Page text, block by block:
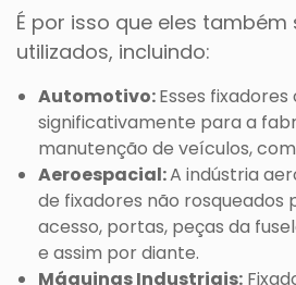
É por isso que eles
utilizados, incluindo:
Automotivo:Esses
significativamente para a
manutenção de veículos,
Aeroespacial:A indústria
de fixadores não rosqueados
acesso, portas, peças da
e assim por diante.
Máquinas Industriais: